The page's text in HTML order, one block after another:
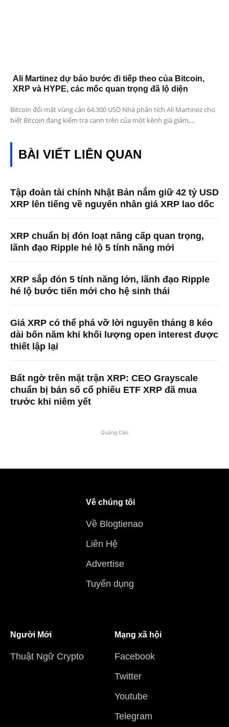
Ali Martinez dự báo bước đi tiếp theo của Bitcoin,
XRP và HYPE, các mốc quan trọng đã lộ diện
Bitcoin đối mặt vùng cản 64.300 USD Nhà phân tích Ali Martinez cho
biết Bitcoin đang kiểm tra cạnh trên của một kênh giá giảm,...
BÀI VIẾT LIÊN QUAN
Tập đoàn tài chính Nhật Bản nắm giữ 42 tỷ USD
XRP lên tiếng về nguyên nhân giá XRP lao dốc
XRP chuẩn bị đón loạt nâng cấp quan trọng,
lãnh đạo Ripple hé lộ 5 tính năng mới
XRP sắp đón 5 tính năng lớn, lãnh đạo Ripple
hé lộ bước tiến mới cho hệ sinh thái
Giá XRP có thể phá vỡ lời nguyền tháng 8 kéo
dài bốn năm khi khối lượng open interest được
thiết lập lại
Bất ngờ trên mặt trận XRP: CEO Grayscale
chuẩn bị bán số cổ phiếu ETF XRP đã mua
trước khi niêm yết
Quảng Cáo
Về chúng tôi
Về Blogtienao
Liên Hệ
Advertise
Tuyển dụng
Người Mới
Thuật Ngữ Crypto
Mạng xã hội
Facebook
Twitter
Youtube
Telegram